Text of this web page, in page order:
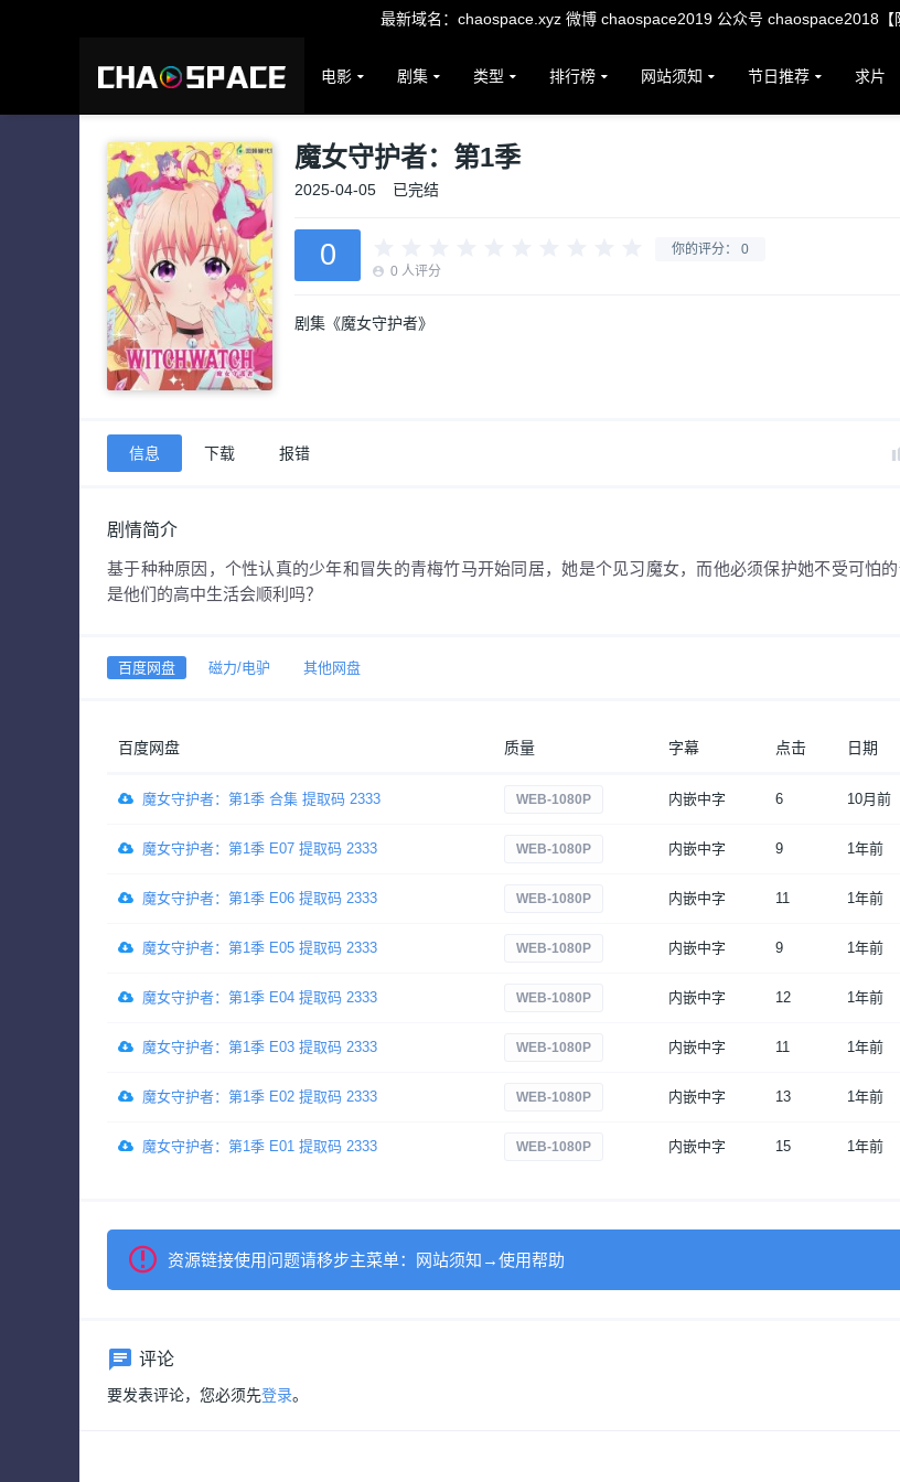
最新域名：chaospace.xyz 微博 chaospace2019 公众号 chaospace2018【
电影 剧集 类型 排行榜 网站须知 节日推荐 求片
魔女守护者：第1季
2025-04-05 已完结
你的评分： 0
0 0 人评分
剧集《魔女守护者》
信息 下载 报错
剧情简介
基于种种原因，个性认真的少年和冒失的青梅竹马开始同居，她是个见习魔女，而他必须保护她不受可怕
是他们的高中生活会顺利吗？
百度网盘 磁力/电驴 其他网盘
百度网盘 质量 字幕 点击 日期
魔女守护者：第1季 合集 提取码 2333 WEB-1080P 内嵌中字 6 10月前
魔女守护者：第1季 E07 提取码 2333 WEB-1080P 内嵌中字 9 1年前
魔女守护者：第1季 E06 提取码 2333 WEB-1080P 内嵌中字 11 1年前
魔女守护者：第1季 E05 提取码 2333 WEB-1080P 内嵌中字 9 1年前
魔女守护者：第1季 E04 提取码 2333 WEB-1080P 内嵌中字 12 1年前
魔女守护者：第1季 E03 提取码 2333 WEB-1080P 内嵌中字 11 1年前
魔女守护者：第1季 E02 提取码 2333 WEB-1080P 内嵌中字 13 1年前
魔女守护者：第1季 E01 提取码 2333 WEB-1080P 内嵌中字 15 1年前
资源链接使用问题请移步主菜单：网站须知→使用帮助
评论
要发表评论，您必须先登录。